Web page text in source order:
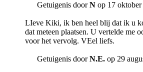
Getuigenis doorN op 17
LIeve Kiki, ik ben heel blij dat ik u
dat meteen plaatsen. U vertelde me
voor het vervolg. VEel liefs.
Getuigenis doorN.E. op 29